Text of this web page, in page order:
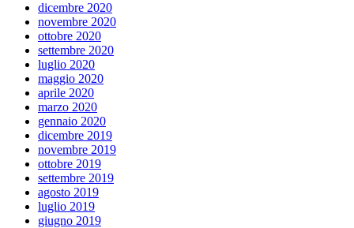
dicembre 2020
novembre 2020
ottobre 2020
settembre 2020
luglio 2020
maggio 2020
aprile 2020
marzo 2020
gennaio 2020
dicembre 2019
novembre 2019
ottobre 2019
settembre 2019
agosto 2019
luglio 2019
giugno 2019